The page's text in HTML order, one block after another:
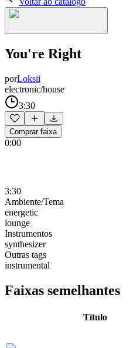
You're Right
porLoksii
electronic/house
3:30
Comprar faixa
0:00
3:30
Ambiente/Tema
energetic
lounge
Instrumentos
synthesizer
Outras tags
instrumental
Faixas semelhantes
Título